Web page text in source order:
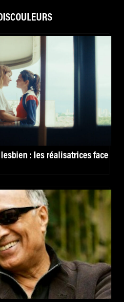
lesbien : les réalisatrices face